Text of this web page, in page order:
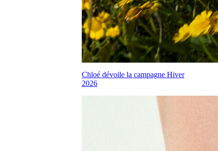
Chloé dévoile la campagne Hiver
2026